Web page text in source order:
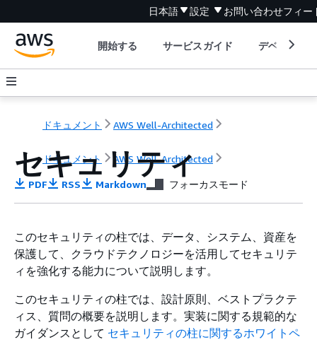
日本語 設定 お問い合わせフィー
開始する サービスガイド デベロッパ
ドキュメント AWS Well-Architected
ドキュメント AWS Well-Architected
セキュリティ
PDF RSS Markdown フォーカスモード
このセキュリティの柱では、データ、システム、資産を
保護して、クラウドテクノロジーを活用してセキュリテ
ィを強化する能力について説明します。
このセキュリティの柱では、設計原則、ベストプラクテ
ィス、質問の概要を説明します。実装に関する規範的な
ガイダンスとして セキュリティの柱に関するホワイトペ